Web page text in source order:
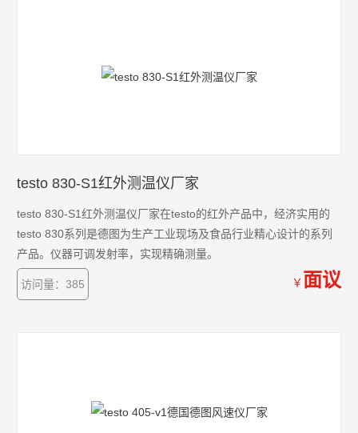
testo 830-S1红外测温仪厂家
testo 830-S1红外测温仪厂家在testo的红外产品中，经济实用的
testo 830系列是德图为生产工业现场及食品行业精心设计的系列
产品。仪器可调发射率，实现精确测量。
访问量：385 ￥ 面议